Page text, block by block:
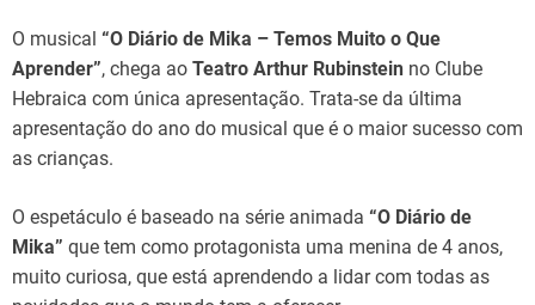
O musical “O Diário de Mika – Temos Muito o Que
Aprender”, chega ao Teatro Arthur Rubinstein no Clube
Hebraica com única apresentação. Trata-se da última
apresentação do ano do musical que é o maior sucesso com
as crianças.
O espetáculo é baseado na série animada “O Diário de
Mika” que tem como protagonista uma menina de 4 anos,
muito curiosa, que está aprendendo a lidar com todas as